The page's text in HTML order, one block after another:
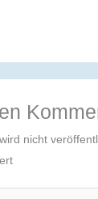
nicht